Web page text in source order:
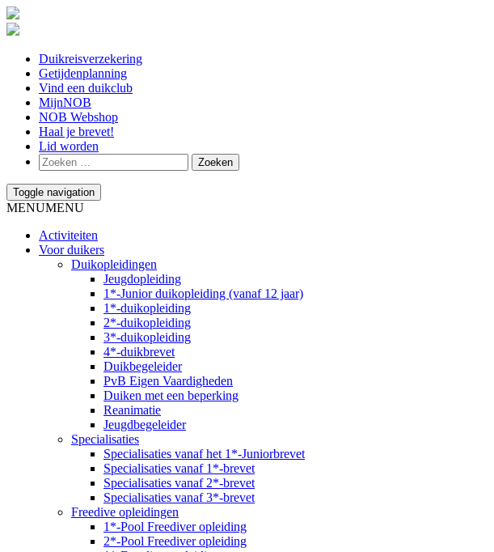
Duikreisverzekering
Getijdenplanning
Vind een duikclub
MijnNOB
NOB Webshop
Haal je brevet!
Lid worden
Toggle navigation
MENUMENU
Activiteiten
Voor duikers
Duikopleidingen
Jeugdopleiding
1*-Junior duikopleiding (vanaf 12 jaar)
1*-duikopleiding
2*-duikopleiding
3*-duikopleiding
4*-duikbrevet
Duikbegeleider
PvB Eigen Vaardigheden
Duiken met een beperking
Reanimatie
Jeugdbegeleider
Specialisaties
Specialisaties vanaf het 1*-Juniorbrevet
Specialisaties vanaf 1*-brevet
Specialisaties vanaf 2*-brevet
Specialisaties vanaf 3*-brevet
Freedive opleidingen
1*-Pool Freediver opleiding
2*-Pool Freediver opleiding